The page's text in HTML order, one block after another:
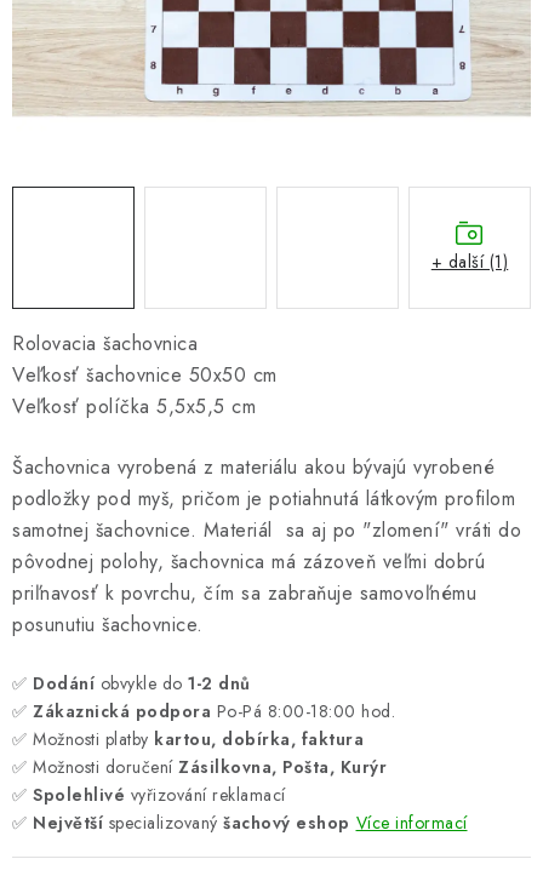
ŠACHOVÝ MERCH
VÝPRODEJ
FAQ
Rolovacia šachovnica
Veľkosť šachovnice 50x50 cm
Veľkosť políčka 5,5x5,5 cm
Šachovnica vyrobená z materiálu akou bývajú vyrobené
podložky pod myš, pričom je potiahnutá látkovým profilom
samotnej šachovnice. Materiál sa aj po "zlomení" vráti do
pôvodnej polohy, šachovnica má zázoveň veľmi dobrú
priľnavosť k povrchu, čím sa zabraňuje samovoľnému
posunutiu šachovnice.
✅ Dodání obvykle do 1-2 dnů
✅ Zákaznická podpora Po-Pá 8:00-18:00 hod.
✅ Možnosti platby kartou, dobírka, faktura
✅ Možnosti doručení Zásilkovna, Pošta, Kurýr
✅ Spolehlivé vyřizování reklamací
✅ Největší specializovaný šachový eshop Více informací
+ další (1)